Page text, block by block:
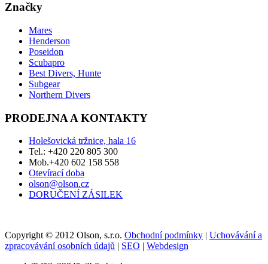
Značky
Mares
Henderson
Poseidon
Scubapro
Best Divers, Hunte
Subgear
Northern Divers
PRODEJNA A KONTAKTY
Holešovická tržnice, hala 16
Tel.: +420 220 805 300
Mob.+420 602 158 558
Otevírací doba
olson@olson.cz
DORUČENÍ ZÁSILEK
Copyright © 2012 Olson, s.r.o. Obchodní podmínky | Uchovávání a
zpracovávání osobních údajů | SEO | Webdesign